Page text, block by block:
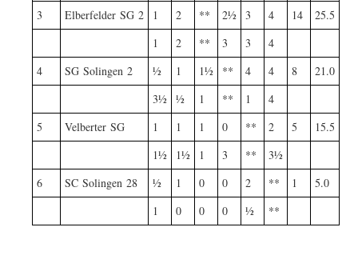
3
Elberfelder SG 2 1 2 ** 2½ 3 4 14
25.5
1
2 ** 3 3
4
4
SG Solingen 2 ½ 1 1½ ** 4 4 8
21.0
3½ ½ 1 ** 1
4
5
Velberter SG 1 1 1 0 ** 2 5
15.5
1½
1½ 1 3 **
3½
6
SC Solingen 28 ½ 1 0 0 2 ** 1
5.0
1
0 0 0 ½ **